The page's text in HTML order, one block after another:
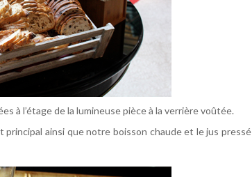
à l’étage de la lumineuse pièce à la verrière voûtée.
ainsi que notre boisson chaude et le jus pressé